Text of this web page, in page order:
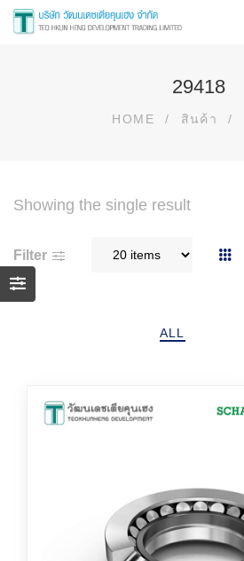
29418
HOME / สินค้า /
Showing the single result
Filter
ALL